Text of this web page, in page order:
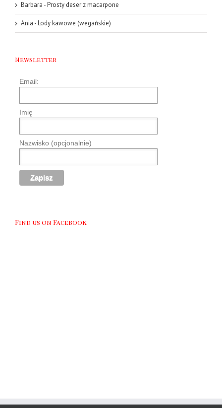
Barbara -Prosty deser z macarpone
Ania -Lody kawowe (wegańskie)
Newsletter
Email:
Imię
Nazwisko (opcjonalnie)
Find us on Facebook